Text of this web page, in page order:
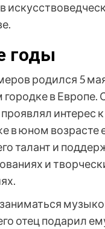
годы
родился 5 мая
в Европе.
интерес
в юном возрасте
талант и
и
отец подарил